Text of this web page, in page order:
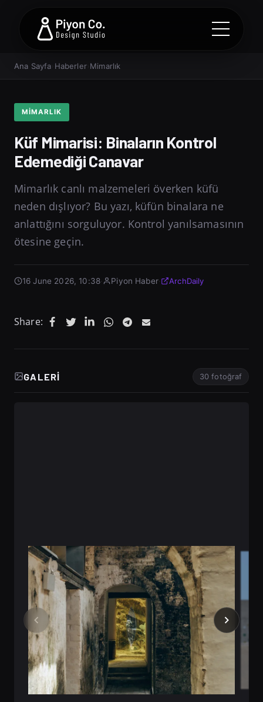
Ana Sayfa Haberler› Mimarlık
MIMARLIK
Küf Mimarisi: Binaların Kontrol
Edemediği Canavar
Mimarlık canlı malzemeleri överken küfü
neden dışlıyor? Bu yazı, küfün binalara ne
anlattığını sorguluyor. Kontrol yanılsamasının
ötesine geçin.
16 June 2026, 10:38 Piyon Haber· ArchDaily
Share:
GALERI 30 fotoğraf